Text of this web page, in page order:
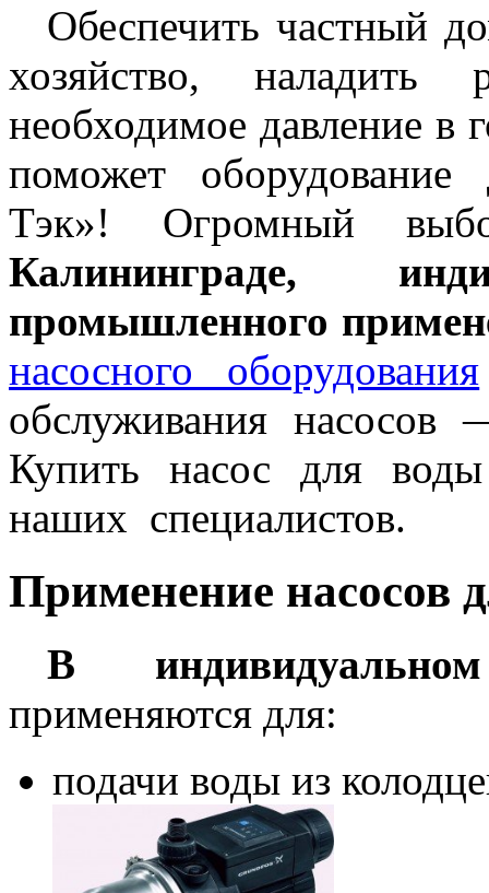
Обеспечить частный
хозяйство,
необходимое давление в
поможет оборудование
Тэк»! Огромный
Калининграде,
промышленного
насосного оборудования
обслуживания
Купить насос для
наших специалистов.
Применение насосов
В
применяются для:
подачи воды из